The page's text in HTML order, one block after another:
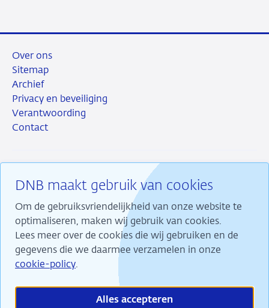
DNB maakt gebruik van cookies
Om de gebruiksvriendelijkheid van onze website te
optimaliseren, maken wij gebruik van cookies.
Lees meer over de cookies die wij gebruiken en de
gegevens die we daarmee verzamelen in onze
cookie-policy.
Alles accepteren
Over ons
Sitemap
Archief
Privacy en beveiliging
Verantwoording
Contact
RSS InstagramLinkedin
X
Wij maken ons sterk voor financiële stabiliteit en
dragen daarmee bij aan duurzame welvaart in